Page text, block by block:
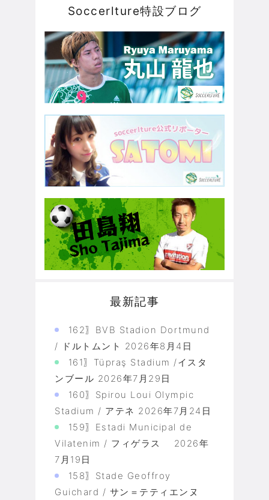
Soccerlture特設ブログ
最新記事
162〗BVB Stadion Dortmund
/ ドルトムント 2026年8月4日
161〗Tüpraş Stadium /イスタ
ンブール 2026年7月29日
160〗Spirou Loui Olympic
Stadium / アテネ 2026年7月24日
159〗Estadi Municipal de
Vilatenim / フィゲラス
2026年
7月19日
158〗Stade Geoffroy
Guichard / サン＝テティエンヌ